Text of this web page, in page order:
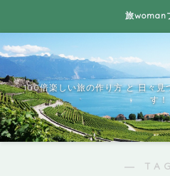
旅woman
100倍楽しい旅の作り方 と 日々見
す！
―